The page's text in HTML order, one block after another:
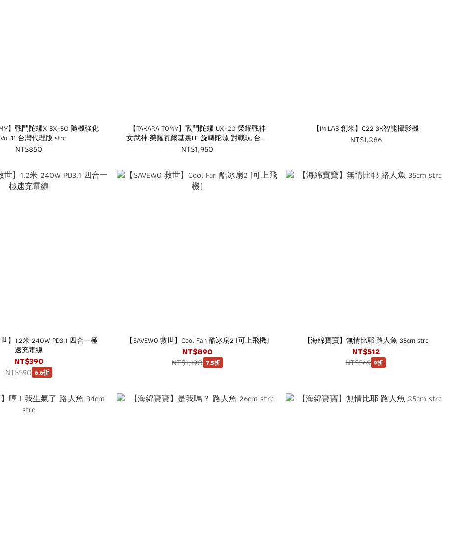
】戰鬥陀螺X BX-50 隨機強化
台灣代理版 strc
NT$850
【TAKARA TOMY】戰鬥陀螺 UX-20 榮耀戰神
女武神 榮耀瓦爾基裏LF 旋轉陀螺 對戰玩 台灣
代理版 strc
NT$1,950
【IMILAB 創米】C22 3K智能攝影機
NT$1,286
世】1.2米 240W PD3.1 四合一極
速充電線
NT$390
NT$590 6.6折
【SAVEWO 救世】Cool Fan 酷冰扇2 (可上飛機)
NT$890
NT$1,190 7.5折
【海綿寶寶】無情比耶 路人魚 35cm strc
NT$512
NT$569 9折